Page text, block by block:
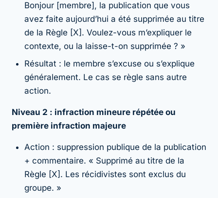
Bonjour [membre], la publication que vous
avez faite aujourd’hui a été supprimée au titre
de la Règle [X]. Voulez-vous m’expliquer le
contexte, ou la laisse-t-on supprimée ? »
Résultat : le membre s’excuse ou s’explique
généralement. Le cas se règle sans autre
action.
Niveau 2 : infraction mineure répétée ou
première infraction majeure
Action : suppression publique de la publication
+ commentaire. « Supprimé au titre de la
Règle [X]. Les récidivistes sont exclus du
groupe. »